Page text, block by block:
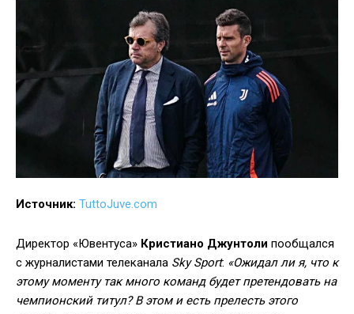
Источник: TuttoJuve.com
Директор «Ювентуса» Кристиано Джунтоли пообщался
с журналистами телеканала Sky Sport: «Ожидал ли я, что к
этому моменту так много команд будет претендовать на
чемпионский титул? В этом и есть прелесть этого